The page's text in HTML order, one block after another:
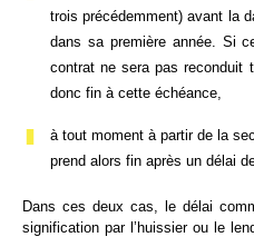
trois précédemment) avant la
dans sa première année. Si
contrat ne sera pas reconduit
donc fin à cette échéance,
à tout moment à partir de la
prend alors fin après un délai
Dans ces deux cas, le délai
signification par l’huissier ou le